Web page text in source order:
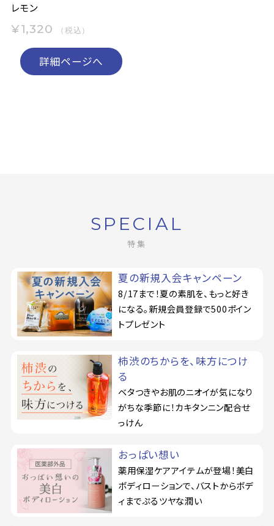
レモン
¥1,320 （税込）
詳細ページへ
SPECIAL
特集
夏の新規入会キャンペーン
8/17まで！夏の素肌を、もっと好き
になる。新規会員登録で500ポイン
トプレゼント
柿渋のちからを、味方につけ
る
ベタつきやお肌のニオイが気になり
がちな季節に！カキタンニン配合せ
っけん
おっぱい想い
薬用保湿ケアアイテムが登場！美白
ボディローションで、バストからボデ
ィまでぷるツヤな潤い